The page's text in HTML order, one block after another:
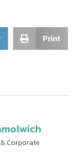
Print
Corporate